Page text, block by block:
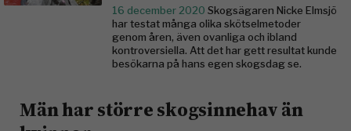
16 december 2020 Skogsägaren Nicke Elmsjö
har testat många olika skötselmetoder
genom åren, även ovanliga och ibland
kontroversiella. Att det har gett resultat kunde
besökarna på hans egen skogsdag se.
Män har större skogsinnehav än